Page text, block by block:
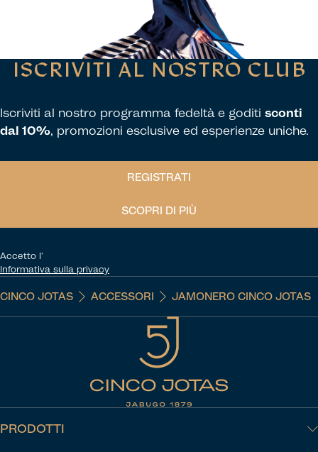
ISCRIVITI AL NOSTRO CLUB
Iscriviti al nostro programma fedeltà e goditi sconti
dal 10%, promozioni esclusive ed esperienze uniche.
REGISTRATI
SCOPRI DI PIÙ
Accetto l'
Informativa sulla privacy
CINCO JOTAS ACCESSORI JAMONERO CINCO JOTAS
PRODOTTI